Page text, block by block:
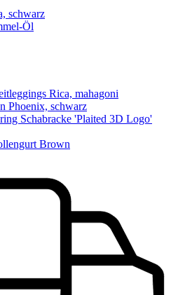
schwarz
Öl
Rica, mahagoni
Phoenix, schwarz
Schabracke 'Plaited 3D Logo'
Brown